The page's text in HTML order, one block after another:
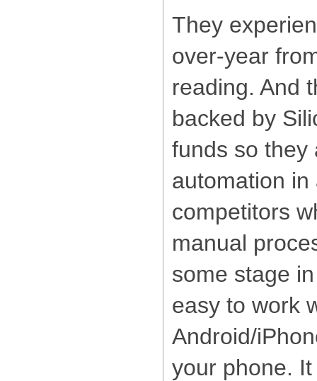
They
over-year
reading. And
backed by
funds so they
automation
competitors
manual
some stage
easy to work
Android/
your phone.